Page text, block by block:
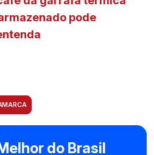
pode
do Brasil